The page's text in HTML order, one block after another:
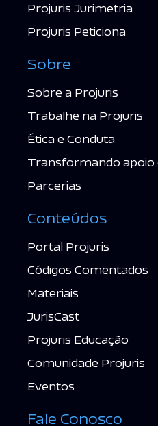
Projuris Jurimetria
Projuris Peticiona
Sobre
Sobre a Projuris
Trabalhe na Projuris
Ética e Conduta
Transformando apoio
Parcerias
Conteúdos
Portal Projuris
Códigos Comentados
Materiais
JurisCast
Projuris Educação
Comunidade Projuris
Eventos
Fale Conosco